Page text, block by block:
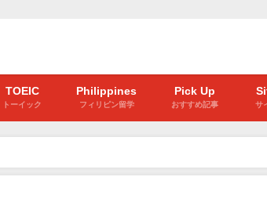
TOEIC
トーイック
Philippines
フィリピン留学
Pick Up
おすすめ記事 サ